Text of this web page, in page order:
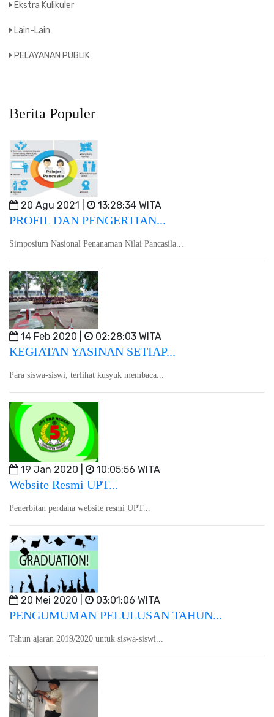
Ekstra Kulikuler
Lain-Lain
PELAYANAN PUBLIK
Berita Populer
20 Agu 2021 | 13:28:34 WITA
PROFIL DAN PENGERTIAN...
Simposium Nasional Penanaman Nilai Pancasila...
14 Feb 2020 | 02:28:03 WITA
KEGIATAN YASINAN SETIAP...
Para siswa-siswi, terlihat kusyuk membaca...
19 Jan 2020 | 10:05:56 WITA
Website Resmi UPT...
Penerbitan perdana website resmi UPT...
20 Mei 2020 | 03:01:06 WITA
PENGUMUMAN PELULUSAN TAHUN...
Tahun ajaran 2019/2020 untuk siswa-siswi...